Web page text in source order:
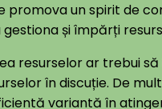
un spirit de
și împărți
resurselor ar trebui
în discuție. De
variantă în